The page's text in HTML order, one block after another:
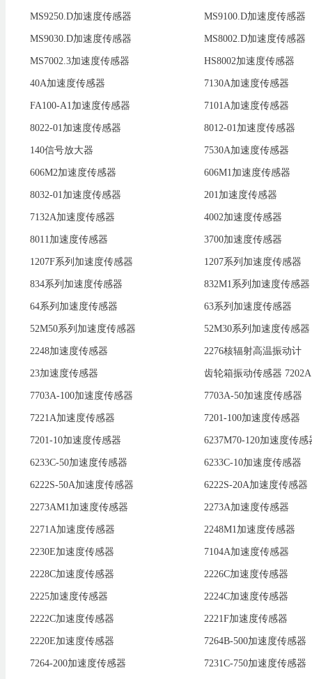
MS9250.D加速度传感器 MS9100.D加速度传感器
MS9030.D加速度传感器 MS8002.D加速度传感器
MS7002.3加速度传感器 HS8002加速度传感器
40A加速度传感器 7130A加速度传感器
FA100-A1加速度传感器 7101A加速度传感器
8022-01加速度传感器 8012-01加速度传感器
140信号放大器 7530A加速度传感器
606M2加速度传感器 606M1加速度传感器
8032-01加速度传感器 201加速度传感器
7132A加速度传感器 4002加速度传感器
8011加速度传感器 3700加速度传感器
1207F系列加速度传感器 1207系列加速度传感器
834系列加速度传感器 832M1系列加速度传感器
64系列加速度传感器 63系列加速度传感器
52M50系列加速度传感器 52M30系列加速度传感器
2248加速度传感器 2276核辐射高温振动计
23加速度传感器 齿轮箱振动传感器 7202A
7703A-100加速度传感器 7703A-50加速度传感器
7221A加速度传感器 7201-100加速度传感器
7201-10加速度传感器 6237M70-120加速度传感
6233C-50加速度传感器 6233C-10加速度传感器
6222S-50A加速度传感器 6222S-20A加速度传感器
2273AM1加速度传感器 2273A加速度传感器
2271A加速度传感器 2248M1加速度传感器
2230E加速度传感器 7104A加速度传感器
2228C加速度传感器 2226C加速度传感器
2225加速度传感器 2224C加速度传感器
2222C加速度传感器 2221F加速度传感器
2220E加速度传感器 7264B-500加速度传感器
7264-200加速度传感器 7231C-750加速度传感器